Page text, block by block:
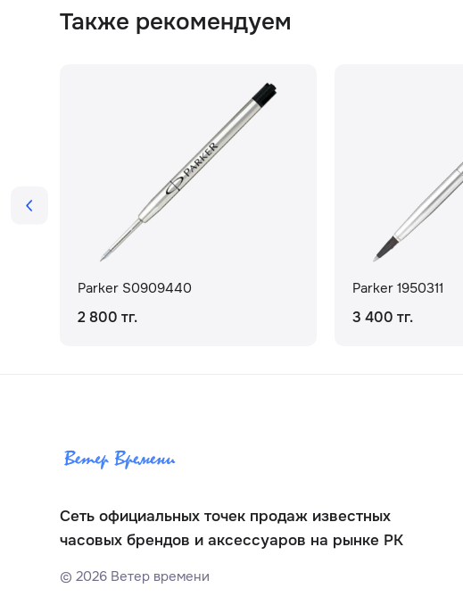
Также рекомендуем
Parker S0909440
2 800 тг.
Parker 1950311
3 400 тг.
Сеть официальных точек продаж известных
часовых брендов и аксессуаров на рынке РК
©2026 Ветер времени